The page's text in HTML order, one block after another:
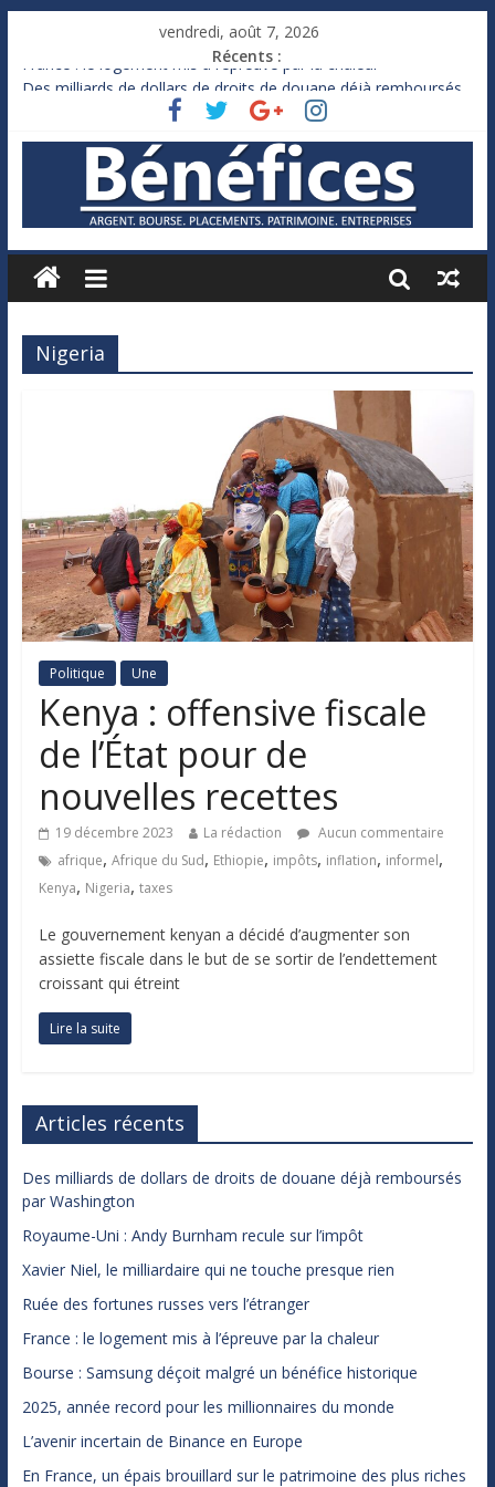
vendredi, août 7, 2026
Récents :
France : le logement mis à l’épreuve par la chaleur
Des milliards de dollars de droits de douane déjà remboursés
Royaume-Uni : Andy Burnham recule sur l’impôt
Xavier Niel, le milliardaire qui ne touche presque rien
Ruée des fortunes russes vers l’étranger
Nigeria
Politique Une
Kenya : offensive fiscale
de l’État pour de
nouvelles recettes
19 décembre 2023 La rédaction
Aucun commentaire
afrique, Afrique du Sud, Ethiopie, impôts, inflation, informel,
Kenya, Nigeria, taxes
Le gouvernement kenyan a décidé d’augmenter son
assiette fiscale dans le but de se sortir de l’endettement
croissant qui étreint
Lire la suite
Articles récents
Des milliards de dollars de droits de douane déjà remboursés
par Washington
Royaume-Uni : Andy Burnham recule sur l’impôt
Xavier Niel, le milliardaire qui ne touche presque rien
Ruée des fortunes russes vers l’étranger
France : le logement mis à l’épreuve par la chaleur
Bourse : Samsung déçoit malgré un bénéfice historique
2025, année record pour les millionnaires du monde
L’avenir incertain de Binance en Europe
En France, un épais brouillard sur le patrimoine des plus riches